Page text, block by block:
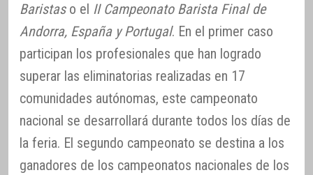
Baristaso el II Campeonato Barista Final de
Andorra, España y Portugal. En el primer caso
participan los profesionales que han logrado
superar las eliminatorias realizadas en 17
comunidades autónomas, este campeonato
nacional se desarrollará durante todos los días de
la feria. El segundo campeonato se destina a los
ganadores de los campeonatos nacionales de los